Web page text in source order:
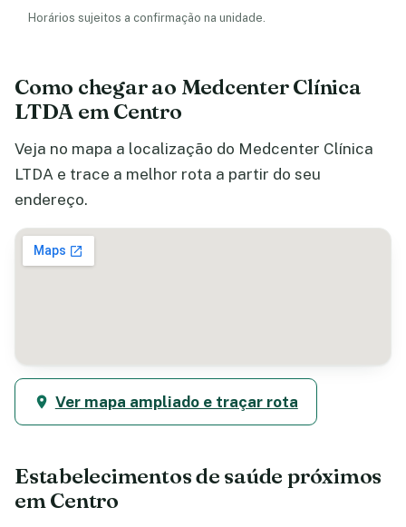
Horários sujeitos a confirmação na unidade.
Como chegar ao Medcenter Clínica
LTDA em Centro
Veja no mapa a localização do Medcenter Clínica
LTDA e trace a melhor rota a partir do seu
endereço.
Ver mapa ampliado e traçar rota
Estabelecimentos de saúde próximos
em Centro